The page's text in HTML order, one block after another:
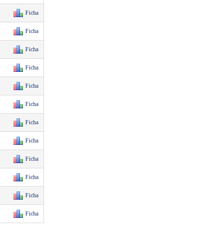
Ficha
Ficha
Ficha
Ficha
Ficha
Ficha
Ficha
Ficha
Ficha
Ficha
Ficha
Ficha